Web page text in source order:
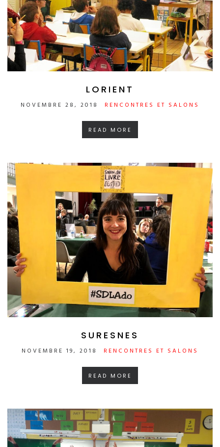
LORIENT
NOVEMBRE 28, 2018 RENCONTRES ET SALONS
READ MORE
SURESNES
NOVEMBRE 19, 2018 RENCONTRES ET SALONS
READ MORE